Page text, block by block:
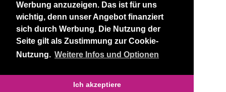
Werbung anzuzeigen. Das ist für uns
wichtig, denn unser Angebot finanziert
sich durch Werbung. Die Nutzung der
Seite gilt als Zustimmung zur Cookie-
Nutzung. Weitere Infos und Optionen
Ich akzeptiere
Unsere anderen Websites
BlackAndBeauties RussianKisses